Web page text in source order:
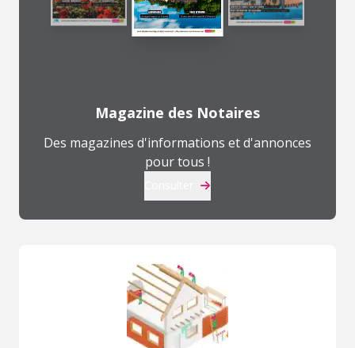
Magazine des Notaires
Des magazines d'informations et d'annonces
pour tous !